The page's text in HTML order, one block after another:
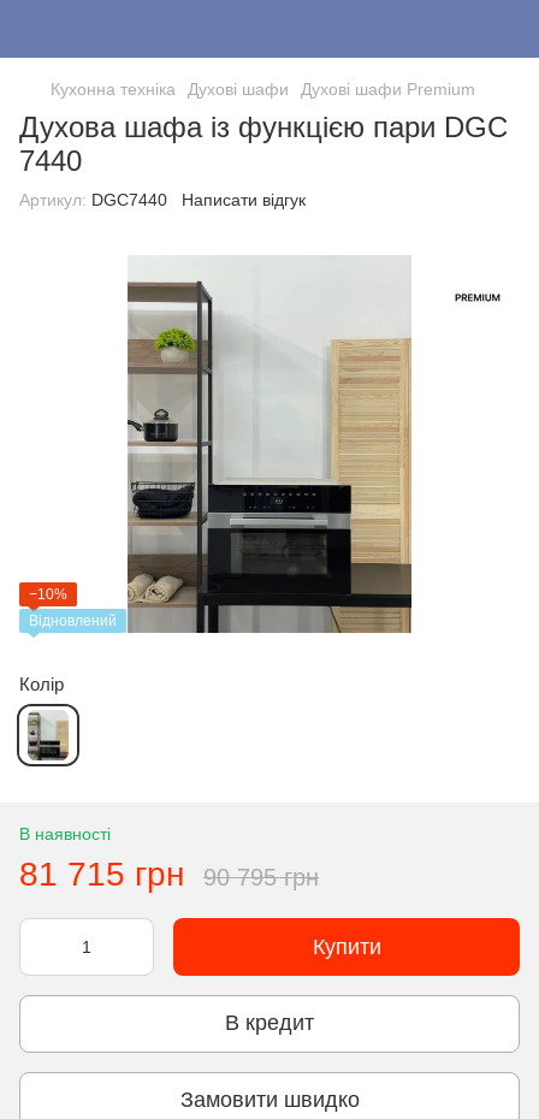
Кухонна техніка Духові шафи Духові шафи Premium
Духова шафа із функцією пари DGC
7440
Артикул: DGC7440 Написати відгук
−10%
Відновлений
Колір
В наявності
81 715 грн 90 795 грн
Купити
В кредит
Замовити швидко